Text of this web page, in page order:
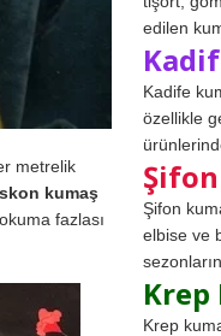
metrelik
kumaş
fazlası
edilen
Kadife
özellikle
Şifon
elbise ve
Krep
Krep